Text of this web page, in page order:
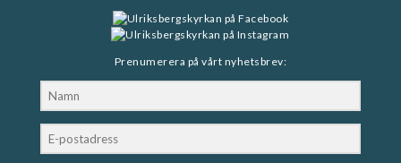
Prenumerera på vårt nyhetsbrev: